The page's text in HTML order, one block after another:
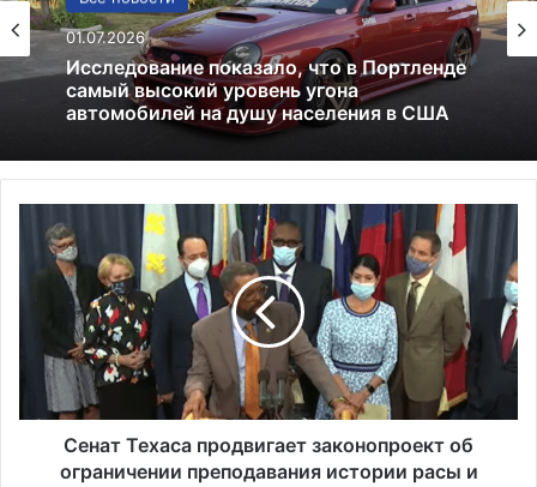
Все новости
01.07.2026
Исследование показало, что в Портленде
самый высокий уровень угона
автомобилей на душу населения в США
США
13.06.2025
Америка имеет огромный избыток сыра
а
Сенат Техаса продвигает законопроект об
ограничении преподавания истории расы и